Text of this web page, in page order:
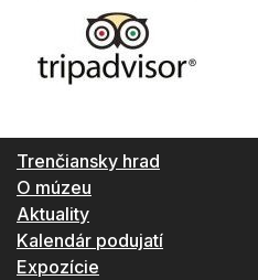
Trenčiansky hrad
O múzeu
Aktuality
Kalendár podujatí
Expozície